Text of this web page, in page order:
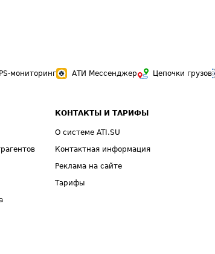
мониторинг АТИ Мессенджер Цепочки грузов
КОНТАКТЫ И ТАРИФЫ
О системе ATI.SU
Контактная информация
Реклама на сайте
Тарифы